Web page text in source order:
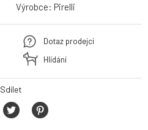
Výrobce: Pirelli
Dotaz prodejci
Hlídání
Sdílet